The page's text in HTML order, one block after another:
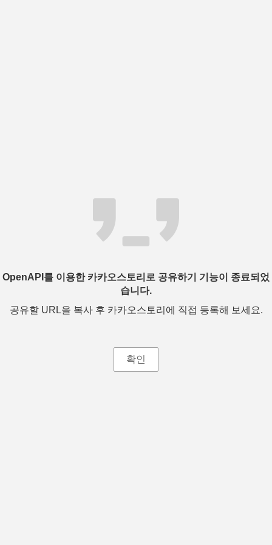
OpenAPI를 이용한 카카오스토리로 공유하기 기능이 종료되었
습니다.
공유할 URL을 복사 후 카카오스토리에 직접 등록해 보세요.
확인